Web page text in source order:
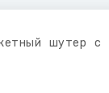
шутер с